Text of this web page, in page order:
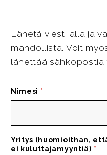
Lähetä viesti alla ja
mahdollista. Voit
lähettää sähköpostia
Nimesi *
Yritys (huomioithan,
ei kuluttajamyyntiä) *